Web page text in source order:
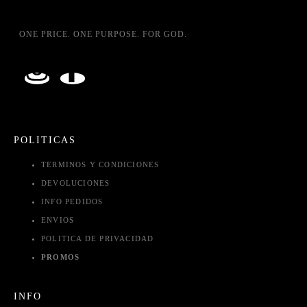
ONE PRICE. ONE PURPOSE. FOR GOD.
POLITICAS
TERMINOS Y CONDICIONES
DEVOLUCIONES
INFO PEDIDOS
ENVIOS
POLITICA DE PRIVACIDAD
PROMOS
INFO